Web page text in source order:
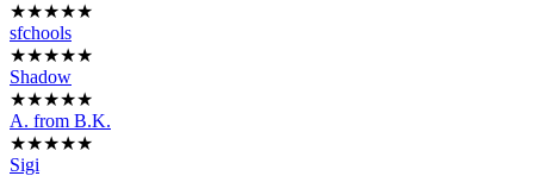
★★★★★
sfchools
★★★★★
Shadow
★★★★★
A. from B.K.
★★★★★
Sigi